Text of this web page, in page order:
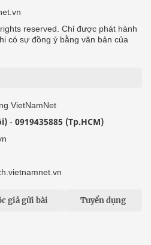
reserved. Chỉ được phát hành
có sự đồng ý bằng văn bản của
VietNamNet
- 0919435885 (Tp.HCM)
giả gửi bài Tuyển dụng